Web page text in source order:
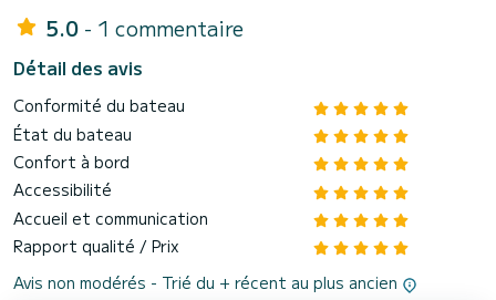
5.0 - 1 commentaire
Détail des avis
Conformité du bateau
État du bateau
Confort à bord
Accessibilité
Accueil et communication
Rapport qualité / Prix
Avis non modérés - Trié du + récent au plus ancien